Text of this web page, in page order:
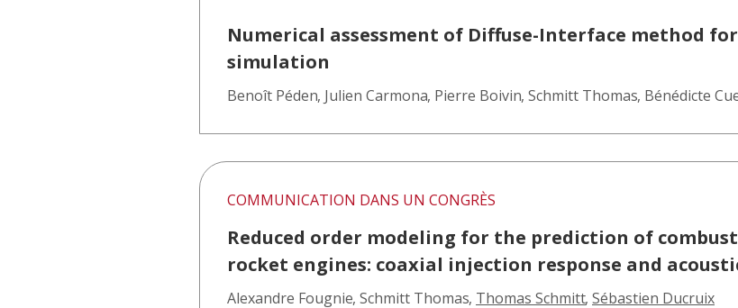
Numerical assessment of Diffuse-Interface method
simulation
Benoît Péden, Julien Carmona, Pierre Boivin, Schmitt Thomas, Bénédicte
COMMUNICATION DANS UN CONGRÈS
Reduced order modeling for the prediction of
rocket engines: coaxial injection response and
Alexandre Fougnie, Schmitt Thomas, Thomas Schmitt, Sébastien Ducruix